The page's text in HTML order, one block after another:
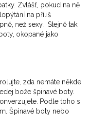
Zvlášť, pokud na ně
na příliš
než sexy. Stejně tak
okopané jako
zda nemáte někde
bože špinavé boty.
Podle toho si
Špinavé boty nebo